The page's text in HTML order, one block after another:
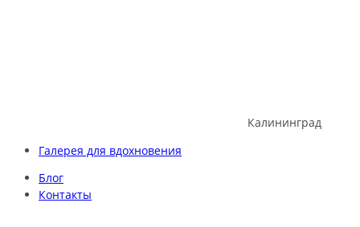
Калининград
Галерея для вдохновения
Блог
Контакты